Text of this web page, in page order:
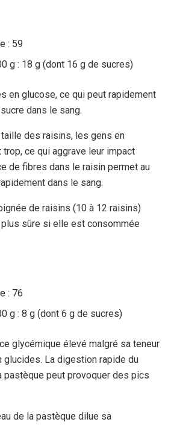
: 59
g : 18 g (dont 16 g de sucres)
en glucose, ce qui peut rapidement
dans le sang.
des raisins, les gens en
ce qui aggrave leur impact
de fibres dans le raisin permet au
dans le sang.
de raisins (10 à 12 raisins)
sûre si elle est consommée
: 76
g : 8 g (dont 6 g de sucres)
glycémique élevé malgré sa teneur
La digestion rapide du
pastèque peut provoquer des pics
de la pastèque dilue sa